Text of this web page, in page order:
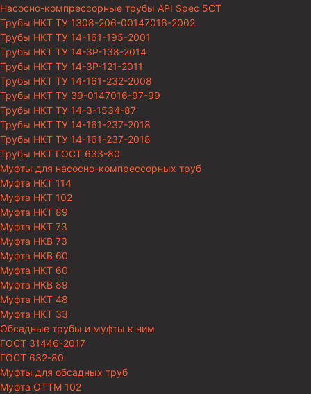
Насосно-компрессорные трубы API Spec 5CT
Трубы НКТ ТУ 1308-206-00147016-2002
Трубы НКТ ТУ 14-161-195-2001
Трубы НКТ ТУ 14-3Р-138-2014
Трубы НКТ ТУ 14-3Р-121-2011
Трубы НКТ ТУ 14-161-232-2008
Трубы НКТ ТУ 39-0147016-97-99
Трубы НКТ ТУ 14-3-1534-87
Трубы НКТ ТУ 14-161-237-2018
Трубы НКТ ТУ 14-161-237-2018
Трубы НКТ ГОСТ 633-80
Муфты для насосно-компрессорных труб
Муфта НКТ 114
Муфта НКТ 102
Муфта НКТ 89
Муфта НКТ 73
Муфта НКВ 73
Муфта НКВ 60
Муфта НКТ 60
Муфта НКВ 89
Муфта НКТ 48
Муфта НКТ 33
Обсадные трубы и муфты к ним
ГОСТ 31446-2017
ГОСТ 632-80
Муфты для обсадных труб
Муфта ОТТМ 102